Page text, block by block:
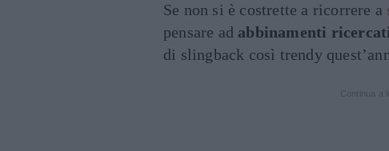
Se non si è costrette a ricorrere a
pensare ad abbinamenti ricercati
di slingback così trendy